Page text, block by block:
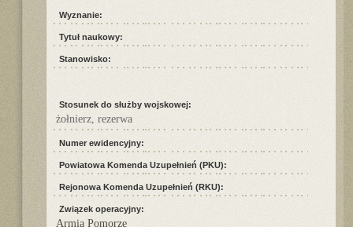
Wyznanie:
Tytuł naukowy:
Stanowisko:
Stosunek do służby wojskowej:
żołnierz, rezerwa
Numer ewidencyjny:
Powiatowa Komenda Uzupełnień (PKU):
Rejonowa Komenda Uzupełnień (RKU):
Związek operacyjny:
Armia Pomorze